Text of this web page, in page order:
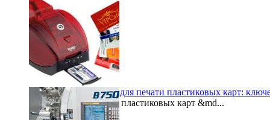
Как выбрать принтер для печати пластиковых карт:
Принтеры для печати пластиковых карт &md...
2024-12-22